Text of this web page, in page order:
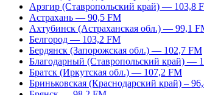
Арзгир (Ставропольский край) — 103,8
Астрахань — 90,5 FM
Ахтубинск (Астраханская обл.) — 99,1
Белгород — 103,2 FM
Бердянск (Запорожская обл.) — 102,7 FM
Благодарный (Ставропольский край) —
Братск (Иркутская обл.) — 107,2 FM
Бриньковская (Краснодарский край) –